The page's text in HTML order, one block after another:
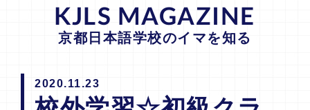
KJLS MAGAZINE
京都日本語学校のイマを知る
2020.11.23